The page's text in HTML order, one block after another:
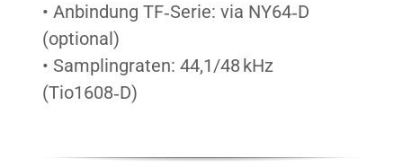
• Anbindung TF‑Serie: via NY64‑D
(optional)
• Samplingraten: 44,1/48 kHz
(Tio1608‑D)